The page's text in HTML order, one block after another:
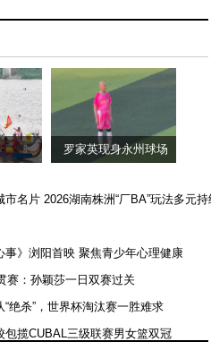
罗家英现身永州球场
市名片 2026湖南株洲“厂BA”玩法多元持
事》浏阳首映 聚焦青少年心理健康
赛：孙颖莎一日双赛过关
“绝杀”，世界杯淘汰赛一胜难求
包揽CUBAL三级联赛男女篮双冠